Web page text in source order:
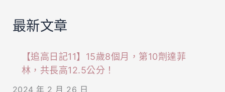
幾
款！
薦！
子
最新文章
【追高日記11】15歲8個月，第10劑達菲
林，共長高12.5公分！
2024 年 2 月 26 日